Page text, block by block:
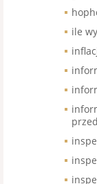
ile